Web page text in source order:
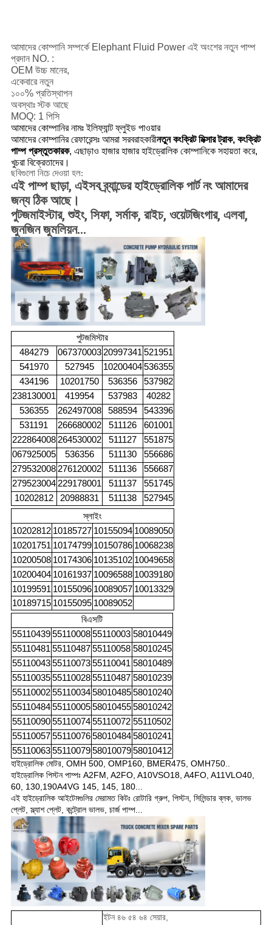
আমাদের কোম্পানি সম্পর্কে Elephant Fluid Power এই অংশের নতুন পাম্প
প্রদান NO. :
OEM উচ্চ মানের,
একেবারে নতুন
১০০% প্রতিস্থাপন
অবস্থাঃ স্টক আছে
MOQ: 1 পিসি
আমাদের কোম্পানির নামঃ ইলিফ্যান্ট ফ্লুইড পাওয়ার
আমাদের কোম্পানির রেফারেন্সঃ আমরা সরবরাহকারীনতুন কংক্রিট মিক্সার ট্রাক, কংক্রিট
পাম্প প্রস্তুতকারক, এছাড়াও হাজার হাজার হাইড্রোলিক কোম্পানিকে সহায়তা করে,
খুচরা বিক্রেতাদের।
ছবিগুলো নিচে দেওয়া হল:
এই পাম্প ছাড়া, এইসব ব্র্যান্ডের হাইড্রোলিক পার্ট নং আমাদের
জন্য ঠিক আছে।
পুটজমাইস্টার, শুইং, সিফা, সর্মাক, রাইচ, ওয়েটজিংগার, এলবা,
জুনজিন জুমলিয়ন...
পুটজমিস্টার
484279
067370003 20997341 521951
541970
527945 10200404536355
434196
10201750 536356
537982
238130001
419954 537983
40282
536355
262497008 588594
543396
531191
266680002 511126
601001
222864008 264530002 511127
551875
067925005
536356 511130
556686
279532008 276120002 511136
556687
279523004 229178001 511137
551745
10202812
20988831 511138
527945
স্লাইং
10202812 10185727 10155094 10089050
10201751 10174799 10150786 10068238
10200508 10174306 10135102 10049658
10200404 10161937 10096588 10039180
10199591 10155096 10089057 10013329
10189715 10155095 10089052
বিএসটি
5511043955110008 55110003 58010449
55110481 55110487 55110058 58010245
5511004355110073 55110041 58010489
5511003555110028 55110487 58010239
55110002551100345801048558010240
55110484551100055801045558010242
5511009055110074 55110072 55110502
55110057551100765801048458010241
55110063551100795801007958010412
হাইড্রোলিক মোটর, OMH 500, OMP160, BMER475, OMH750..
হাইড্রোলিক পিস্টন পাম্পঃ A2FM, A2FO, A10VSO18, A4FO, A11VLO40,
60, 130,190A4VG 145, 145, 180...
এই হাইড্রোলিক আইটেমগুলির মেরামত কিটঃ রোটারি গ্রুপ, পিস্টন, সিলিন্ডার ব্লক, ভালভ
প্লেট, স্ল্যাশ প্লেট, কন্ট্রোল ভালভ, চার্জ পাম্প...
ইটন ৪৬ ৫৪ ৬৪ সেয়ার,